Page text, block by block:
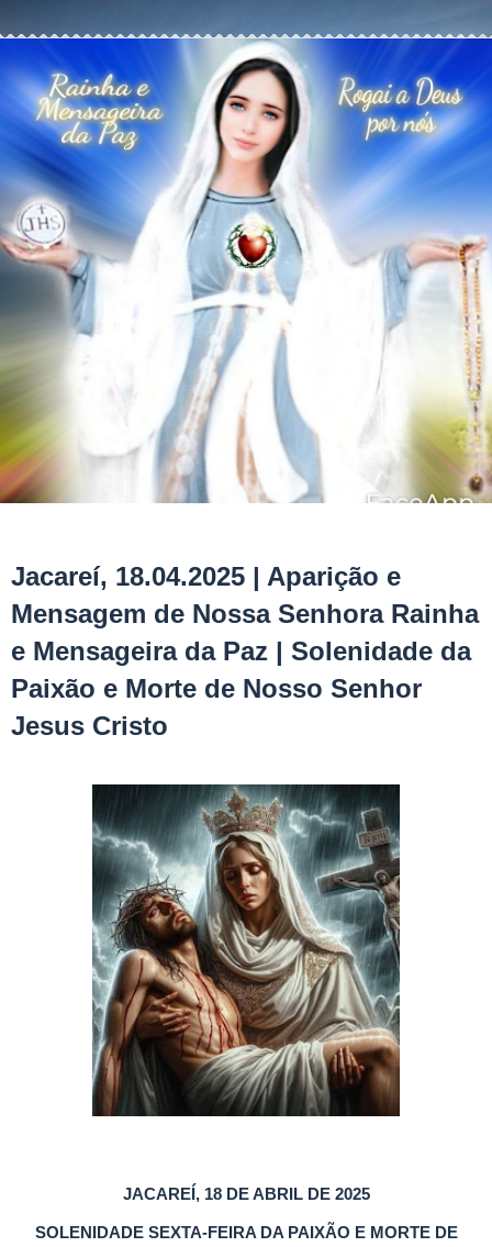
Jacareí, 18.04.2025 | Aparição e
Mensagem de Nossa Senhora Rainha
e Mensageira da Paz | Solenidade da
Paixão e Morte de Nosso Senhor
Jesus Cristo
JACAREÍ, 18 DE ABRIL DE 2025
SOLENIDADE SEXTA-FEIRA DA PAIXÃO E MORTE DE